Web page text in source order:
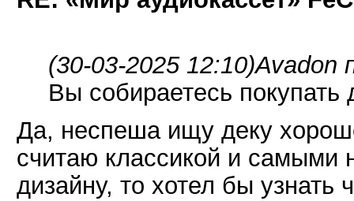
(30-03-2025 12:10)Avadon
Вы собираетесь покупать
Да, неспеша ищу деку
считаю классикой и самыми
дизайну, то хотел бы узнать